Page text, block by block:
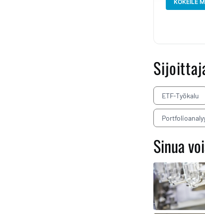
KOKEILE
ETF-Työkalu
Sinua